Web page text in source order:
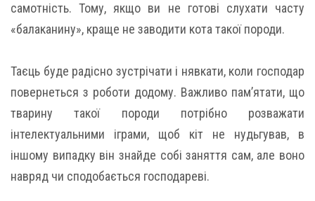
самотність. Тому, якщо ви не готові слухати часту
«балаканину», краще не заводити кота такої породи.
Таєць буде радісно зустрічати і нявкати, коли господар
повернеться з роботи додому. Важливо пам’ятати, що
тварину такої породи потрібно розважати
інтелектуальними іграми, щоб кіт не нудьгував, в
іншому випадку він знайде собі заняття сам, але воно
навряд чи сподобається господареві.